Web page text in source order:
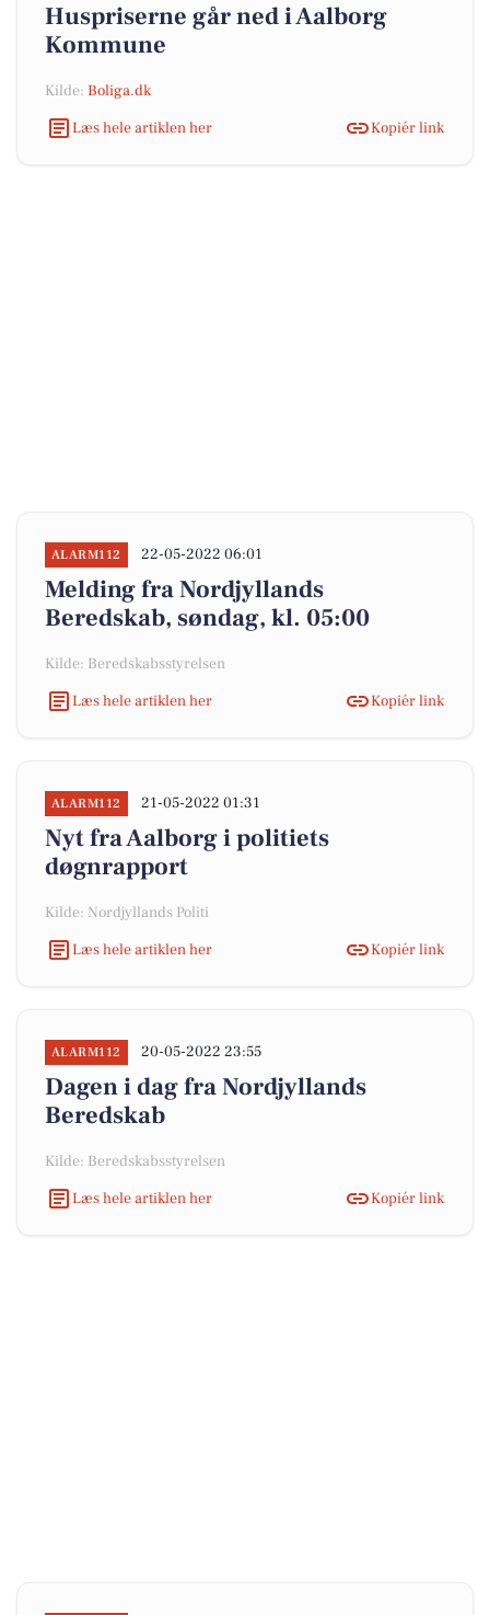
Huspriserne går ned i Aalborg
Kommune
Kilde: Boliga.dk
Læs hele artiklen her
Kopiér link
ALARM112 22-05-2022 06:01
Melding fra Nordjyllands
Beredskab, søndag, kl. 05:00
Kilde: Beredskabsstyrelsen
Læs hele artiklen her
Kopiér link
ALARM112 21-05-2022 01:31
Nyt fra Aalborg i politiets
døgnrapport
Kilde: Nordjyllands Politi
Læs hele artiklen her
Kopiér link
ALARM112 20-05-2022 23:55
Dagen i dag fra Nordjyllands
Beredskab
Kilde: Beredskabsstyrelsen
Læs hele artiklen her
Kopiér link